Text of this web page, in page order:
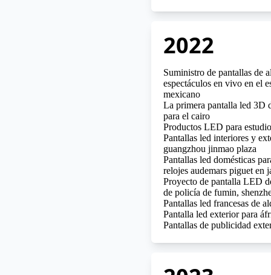
2022
Suministro de pantallas de
espectáculos en vivo en el
mexicano
La primera pantalla led 3D
para el cairo
Productos LED para
Pantallas led interiores y
guangzhou jinmao plaza
Pantallas led domésticas
relojes audemars piguet en
Proyecto de pantalla LED
de policía de fumin,
Pantallas led francesas de
Pantalla led exterior para
Pantallas de publicidad